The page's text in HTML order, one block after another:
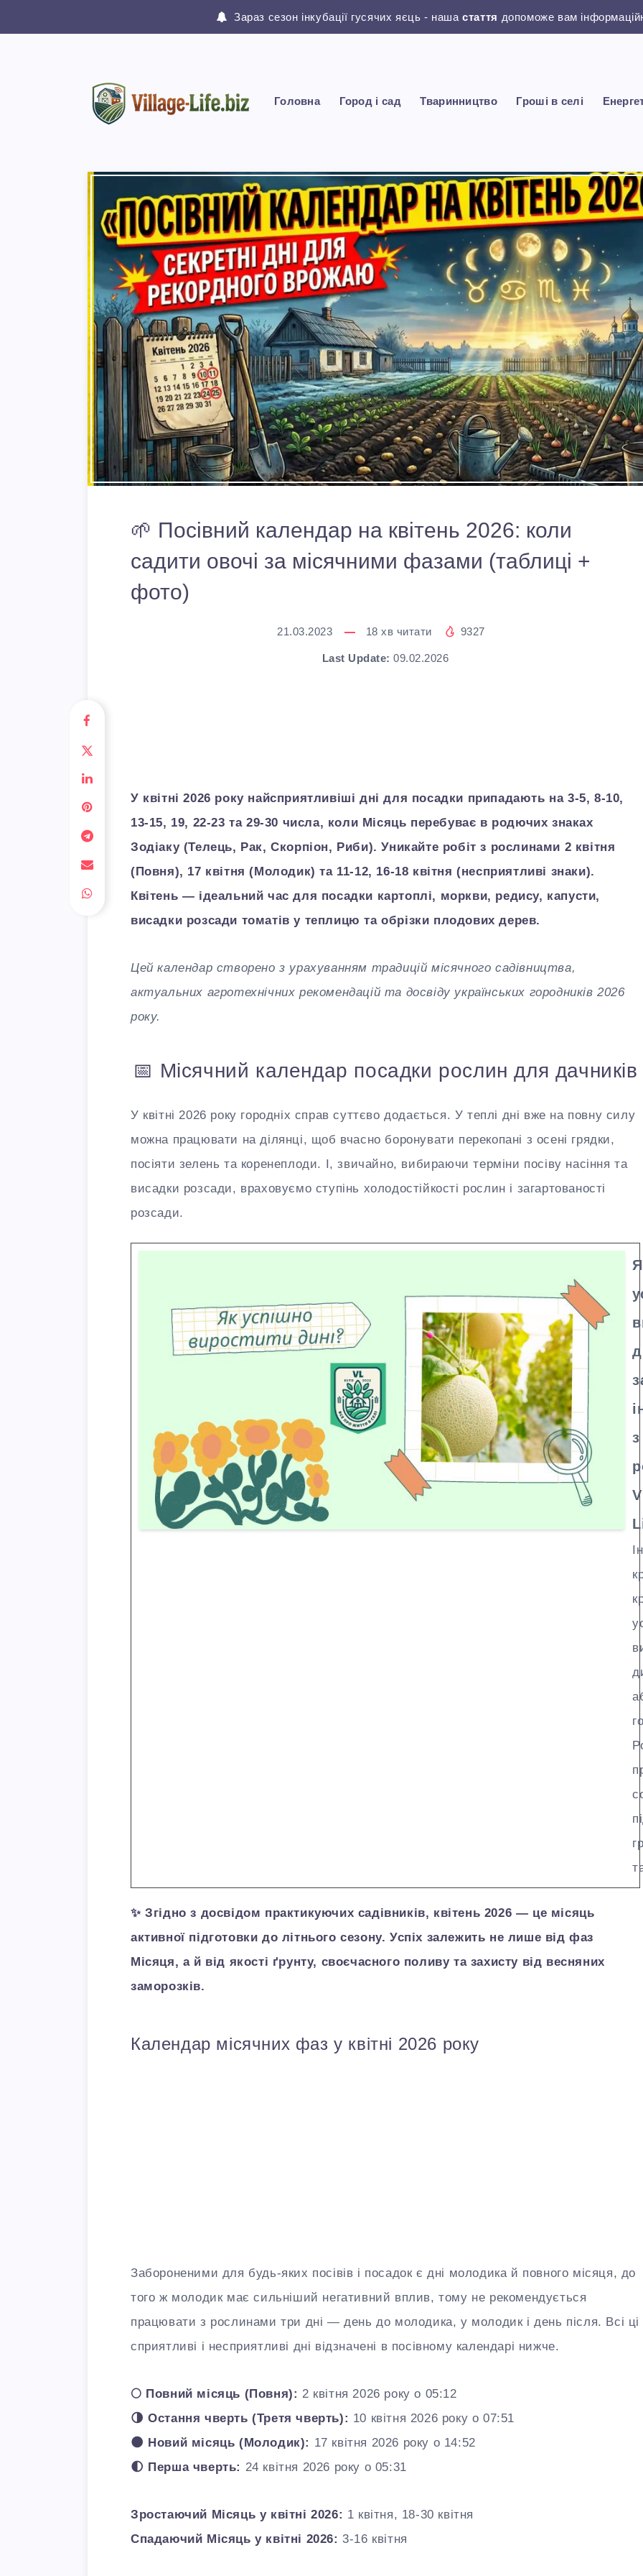
Зараз сезон інкубації гусячих яєць - нашастаття допоможе вам
Головна Город і сад Тваринництво Гроші в селі
🌱 Посівний календар на квітень 2026: коли
садити овочі за місячними фазами (таблиці +
фото)
21.03.2023 18 хв читати 9327
Last Update: 09.02.2026
У квітні 2026 року найсприятливіші дні для посадки припадають на 3-5, 8-10,
13-15, 19, 22-23 та 29-30 числа, коли Місяць перебуває в родючих знаках
Зодіаку (Телець, Рак, Скорпіон, Риби). Уникайте робіт з рослинами 2 квітня
(Повня), 17 квітня (Молодик) та 11-12, 16-18 квітня (несприятливі знаки).
Квітень — ідеальний час для посадки картоплі, моркви, редису, капусти,
висадки розсади томатів у теплицю та обрізки плодових дерев.
Цей календар створено з урахуванням традицій місячного садівництва,
актуальних агротехнічних рекомендацій та досвіду українських городників 2026
року.
📅 Місячний календар посадки рослин для дачників
У квітні 2026 року городніх справ суттєво додається. У теплі дні вже на повну силу
можна працювати на ділянці, щоб вчасно боронувати перекопані з осені грядки,
посіяти зелень та коренеплоди. І, звичайно, вибираючи терміни посіву насіння та
висадки розсади, враховуємо ступінь холодостійкості рослин і загартованості
розсади.
✨ Згідно з досвідом практикуючих садівників, квітень 2026 — це місяць
активної підготовки до літнього сезону. Успіх залежить не лише від фаз
Місяця, а й від якості ґрунту, своєчасного поливу та захисту від весняних
заморозків.
Календар місячних фаз у квітні 2026 року
Забороненими для будь-яких посівів і посадок є дні молодика й повного місяця, до
того ж молодик має сильніший негативний вплив, тому не рекомендується
працювати з рослинами три дні — день до молодика, у молодик і день після. Всі ці
сприятливі і несприятливі дні відзначені в посівному календарі нижче.
🌕 Повний місяць (Повня): 2 квітня 2026 року о 05:12
🌗 Остання чверть (Третя чверть): 10 квітня 2026 року о 07:51
🌑 Новий місяць (Молодик): 17 квітня 2026 року о 14:52
🌓 Перша чверть: 24 квітня 2026 року о 05:31
Зростаючий Місяць у квітні 2026: 1 квітня, 18-30 квітня
Спадаючий Місяць у квітні 2026: 3-16 квітня